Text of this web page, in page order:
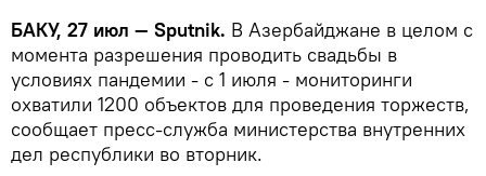
БАКУ, 27 июл — Sputnik. В Азербайджане в целом с
момента разрешения проводить свадьбы в
условиях пандемии - с 1 июля - мониторинги
охватили 1200 объектов для проведения торжеств,
сообщает пресс-служба министерства внутренних
дел республики во вторник.